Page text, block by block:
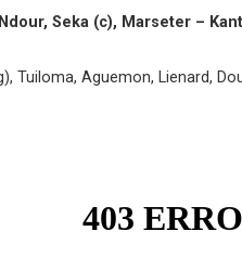
Seka (c), Marseter –
Tuiloma, Aguemon, Lienard,